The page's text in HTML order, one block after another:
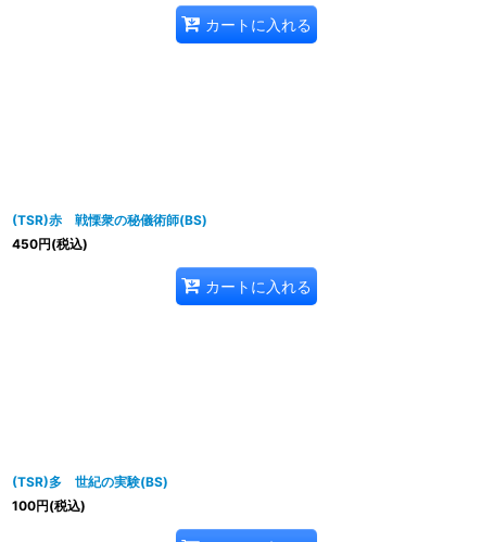
カートに入れる
(TSR)赤 戦慄衆の秘儀術師(BS)
450円(税込)
カートに入れる
(TSR)多 世紀の実験(BS)
100円(税込)